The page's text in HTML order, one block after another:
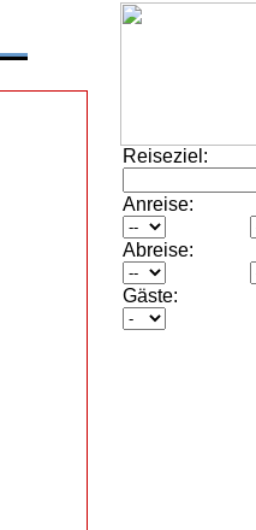
Reiseziel:
Anreise:
Abreise:
Gäste: